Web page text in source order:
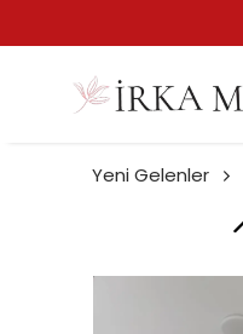
Yeni Gelenler